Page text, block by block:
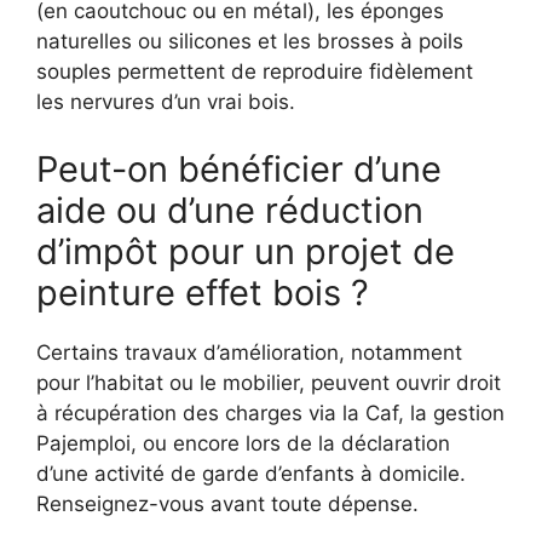
(en caoutchouc ou en métal), les éponges
naturelles ou silicones et les brosses à poils
souples permettent de reproduire fidèlement
les nervures d’un vrai bois.
Peut-on bénéficier d’une
aide ou d’une réduction
d’impôt pour un projet de
peinture effet bois ?
Certains travaux d’amélioration, notamment
pour l’habitat ou le mobilier, peuvent ouvrir droit
à récupération des charges via la Caf, la gestion
Pajemploi, ou encore lors de la déclaration
d’une activité de garde d’enfants à domicile.
Renseignez-vous avant toute dépense.